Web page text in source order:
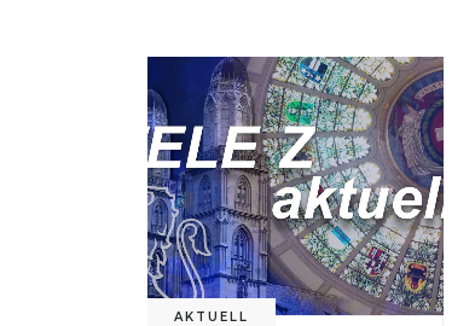
AKTUELL